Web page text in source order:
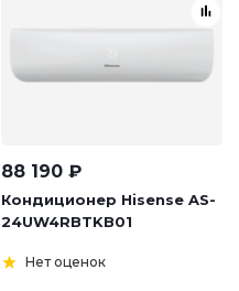
88 190 ₽
Кондиционер Hisense AS-
24UW4RBTKB01
Нет оценок